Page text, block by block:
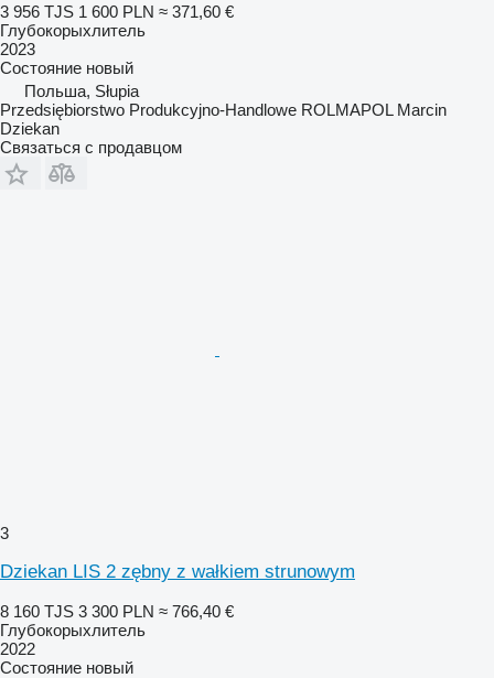
3 956 TJS 1 600 PLN ≈ 371,60 €
Глубокорыхлитель
2023
Состояние новый
Польша, Słupia
Przedsiębiorstwo Produkcyjno-Handlowe ROLMAPOL Marcin
Dziekan
Связаться с продавцом
3
Dziekan LIS 2 zębny z wałkiem strunowym
8 160 TJS 3 300 PLN ≈ 766,40 €
Глубокорыхлитель
2022
Состояние новый